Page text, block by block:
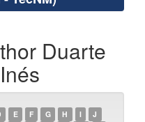
Duarte
E F G H I
J